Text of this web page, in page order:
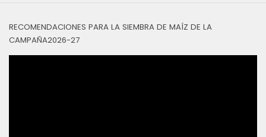
RECOMENDACIONES PARA LA SIEMBRA DE MAÍZ DE LA
CAMPAÑA2026-27